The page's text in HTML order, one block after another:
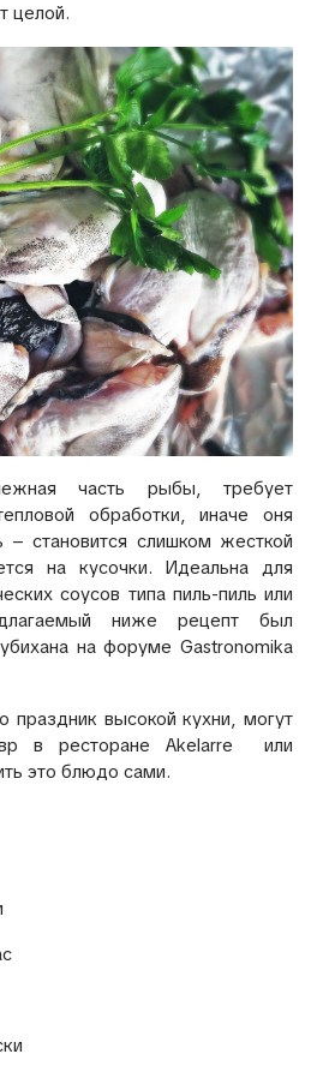
целой.
часть рыбы, требует
обработки, иначе оня
– становится слишком жесткой
на кусочки. Идеальна для
соусов типа пиль-пиль или
ниже рецепт был
на форуме Gastronomika
праздник высокой кухни, могут
в ресторане Akelarre или
это блюдо сами.